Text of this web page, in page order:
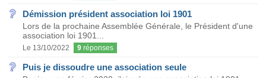
Démission président association loi 1901
Lors de la prochaine Assemblée Générale, le Président d'une
association loi 1901...
Le 13/10/2022 9 réponses
Puis je dissoudre une association seule